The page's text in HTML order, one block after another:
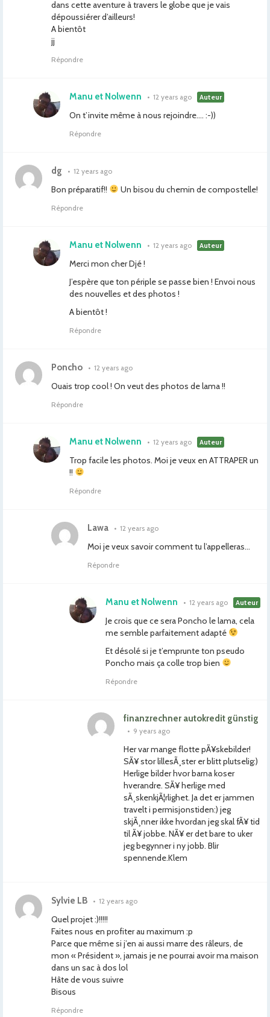
dans cette aventure à travers le globe que je vais
dépoussiérer d’ailleurs!
A bientôt
jj
Répondre
Manu et Nolwenn • 12 years ago Auteur
On t’invite même à nous rejoindre…. :-))
Répondre
dg • 12 years ago
Bon préparatif!! Un bisou du chemin de compostelle!
Répondre
Manu et Nolwenn • 12 years ago Auteur
Merci mon cher Djé !
J’espère que ton périple se passe bien ! Envoi nous
des nouvelles et des photos !
A bientôt !
Répondre
Poncho • 12 years ago
Ouais trop cool ! On veut des photos de lama !!
Répondre
Manu et Nolwenn • 12 years ago Auteur
Trop facile les photos. Moi je veux en ATTRAPER un
!!
Répondre
Lawa • 12 years ago
Moi je veux savoir comment tu l’appelleras…
Répondre
Manu et Nolwenn • 12 years ago Auteur
Je crois que ce sera Poncho le lama, cela
me semble parfaitement adapté
Et désolé si je t’emprunte ton pseudo
Poncho mais ça colle trop bien
Répondre
finanzrechner autokredit günstig
• 9 years ago
Her var mange flotte pÃ¥skebilder!
SÃ¥ stor lillesÃ¸ster er blitt plutselig:)
Herlige bilder hvor barna koser
hverandre. SÃ¥ herlige med
sÃ¸skenkjÃ¦rlighet. Ja det er jammen
travelt i permisjonstiden:) jeg
skjÃ¸nner ikke hvordan jeg skal fÃ¥ tid
til Ã¥ jobbe. NÃ¥ er det bare to uker
jeg begynner i ny jobb. Blir
spennende.Klem
Sylvie LB • 12 years ago
Quel projet :)!!!!!
Faites nous en profiter au maximum :p
Parce que même si j’en ai aussi marre des râleurs, de
mon « Président », jamais je ne pourrai avoir ma maison
dans un sac à dos lol
Hâte de vous suivre
Bisous
Répondre